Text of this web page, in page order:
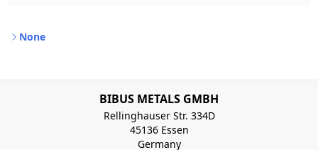
None
BIBUS METALS GMBH
Rellinghauser Str. 334D
45136 Essen
Germany